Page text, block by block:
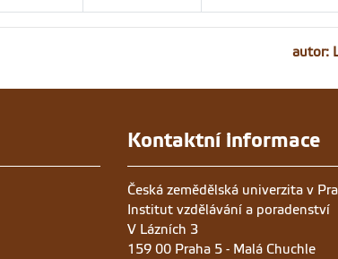
autor:
Kontaktní informace
Česká zemědělská univerzita v
Institut vzdělávání a poradenství
V Lázních 3
159 00 Praha 5 - Malá Chuchle